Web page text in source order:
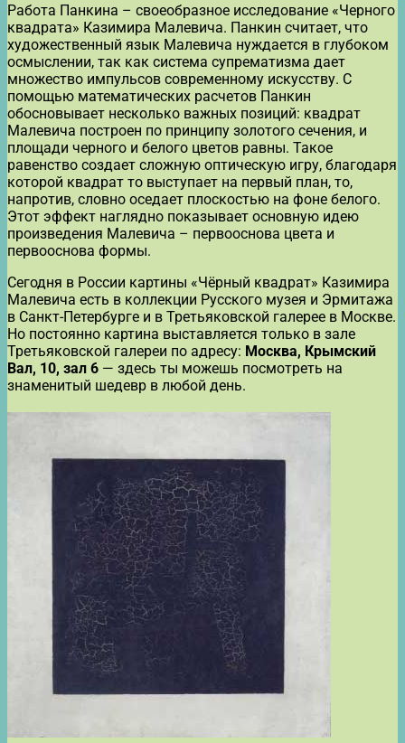
Работа Панкина – своеобразное исследование «Черного
квадрата» Казимира Малевича. Панкин считает, что
художественный язык Малевича нуждается в глубоком
осмыслении, так как система супрематизма дает
множество импульсов современному искусству. С
помощью математических расчетов Панкин
обосновывает несколько важных позиций: квадрат
Малевича построен по принципу золотого сечения, и
площади черного и белого цветов равны. Такое
равенство создает сложную оптическую игру, благодаря
которой квадрат то выступает на первый план, то,
напротив, словно оседает плоскостью на фоне белого.
Этот эффект наглядно показывает основную идею
произведения Малевича – первооснова цвета и
первооснова формы.
Сегодня в России картины «Чёрный квадрат» Казимира
Малевича есть в коллекции Русского музея и Эрмитажа
в Санкт-Петербурге и в Третьяковской галерее в Москве.
Но постоянно картина выставляется только в зале
Третьяковской галереи по адресу: Москва, Крымский
Вал, 10, зал 6 — здесь ты можешь посмотреть на
знаменитый шедевр в любой день.